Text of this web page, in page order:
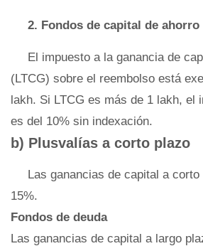
2. Fondos de capital de
El impuesto a la ganancia de
(LTCG) sobre el reembolso está
lakh. Si LTCG es más de 1 lakh, el
es del 10% sin indexación.
b) Plusvalías a corto plazo
Las ganancias de capital a
15%.
Fondos de deuda
Las ganancias de capital a largo